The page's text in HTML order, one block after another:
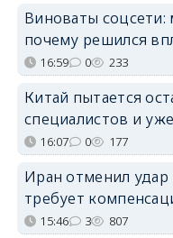
Виноваты соцсети:
почему решился
16:59 0 233
Китай пытается
специалистов и
16:07 0 177
Иран отменил удар
требует
15:46 3 807